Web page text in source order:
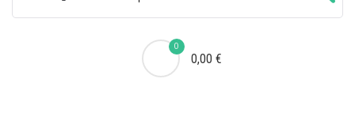
0
0,00 €